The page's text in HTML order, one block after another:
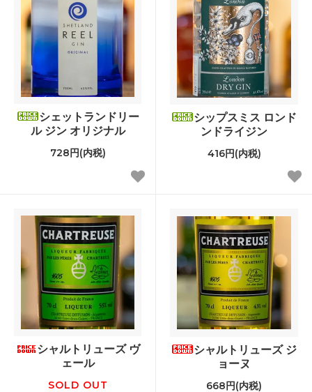
シェットランドリー
ル ジン オリジナル
728円(内税)
シップスミス ロンド
ンドライジン
416円(内税)
シャルトリューズ ヴ
ェール
SOLD OUT
シャルトリューズ ジ
ョーヌ
668円(内税)